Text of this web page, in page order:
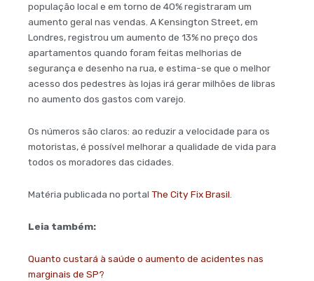
população local e em torno de 40% registraram um
aumento geral nas vendas. A Kensington Street, em
Londres, registrou um aumento de 13% no preço dos
apartamentos quando foram feitas melhorias de
segurança e desenho na rua, e estima-se que o melhor
acesso dos pedestres às lojas irá gerar milhões de libras
no aumento dos gastos com varejo.
Os números são claros: ao reduzir a velocidade para os
motoristas, é possível melhorar a qualidade de vida para
todos os moradores das cidades.
Matéria publicada no portal The City Fix Brasil.
Leia também:
Quanto custará à saúde o aumento de acidentes nas
marginais de SP?